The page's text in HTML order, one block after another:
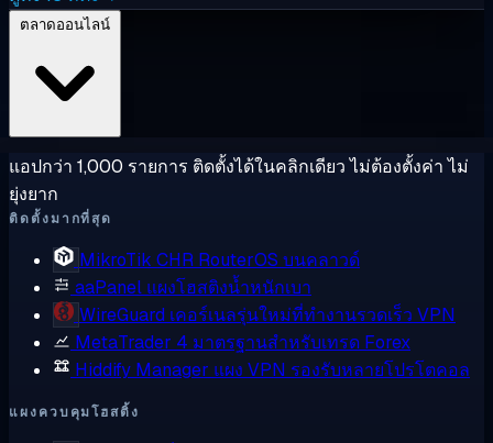
แอปกว่า 1,000 รายการ ติดตั้งได้ในคลิกเดียว ไม่ต้องตั้งค่า ไม่
ยุ่งยาก
ติดตั้งมากที่สุด
MikroTik CHR RouterOS บนคลาวด์
aaPanel แผงโฮสติงน้ำหนักเบา
WireGuard เคอร์เนลรุ่นใหม่ที่ทำงานรวดเร็ว VPN
MetaTrader 4 มาตรฐานสำหรับเทรด Forex
Hiddify Manager แผง VPN รองรับหลายโปรโตคอล
แผงควบคุมโฮสติ้ง